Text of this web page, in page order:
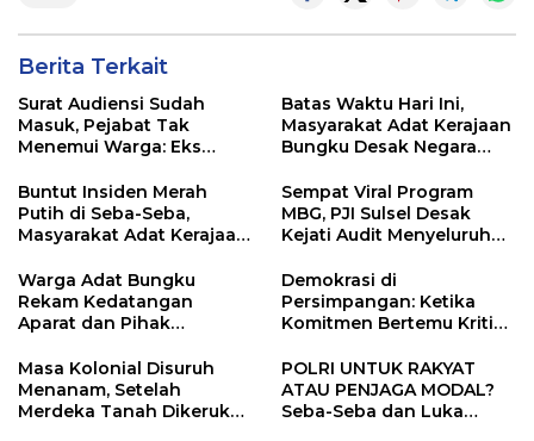
Berita Terkait
Surat Audiensi Sudah
Masuk, Pejabat Tak
Menemui Warga: Eks
Pelayanan Dinas
Transmigrasi Luwu Timur
Batas Waktu Hari Ini,
Masyarakat Adat Kerajaan
Bungku Desak Negara
Seba-Seba
Buntut Insiden Merah
Putih di Seba-Seba,
Masyarakat Adat Kerajaan
Berjihad Secara
Konstitusional
Sempat Viral Program
MBG, PJI Sulsel Desak
Kejati Audit Menyeluruh
Dugaan Pelaksanaan di
Sinjai, Isu Keterlibatan
Legislator
Warga Adat Bungku
Rekam Kedatangan
Aparat dan Pihak
Klarifikasi, Transparansi
Prosedur Dipertanyakan
Demokrasi di
Persimpangan: Ketika
Komitmen Bertemu Kritik
Masa Kolonial Disuruh
Menanam, Setelah
Merdeka Tanah Dikeruk?
POLRI UNTUK RAKYAT
ATAU PENJAGA MODAL?
Seba-Seba dan Luka